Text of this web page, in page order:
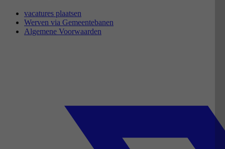
vacatures plaatsen
Werven via Gemeentebanen
Algemene Voorwaarden